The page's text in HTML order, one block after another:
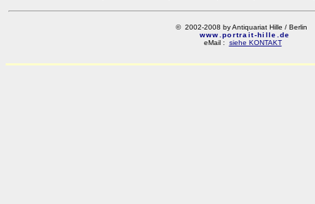
© 2002-2008 by Antiquariat Hille / Berlin
www.portrait-hille.de
eMail : siehe KONTAKT